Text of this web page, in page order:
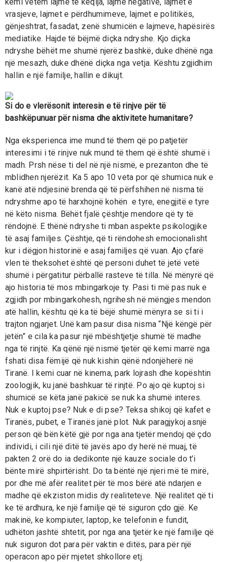
vrasjeve, lajmet e përdhumimeve, lajmet e politikës,
gënjeshtrat, fasadat, zenë shumicën e lajmeve, hapësirës
mediatike. Hajde të bëjmë diçka ndryshe. Kjo diçka
ndryshe bëhët me shumë njerëz bashkë, duke dhënë nga
një mesazh, duke dhënë diçka nga vetja. Kështu zgjidhim
hallin e një familje, hallin e dikujt.
Si do e vlerësonit interesin e të rinjve për të
bashkëpunuar për nisma dhe aktivitete humanitare?
Nga eksperienca ime mund të them që po patjetër
interesimi i të rinjve nuk mund të them që është shumë i
madh. Prsh nëse ti del në një nismë, e prezanton dhe të
mblidhen njerëzit. Ka 5 apo 10 veta por që shumica nuk e
kanë atë ndjesinë brenda që të përfshihen në nisma të
ndryshme apo të harxhojnë kohën e tyre, enegjitë e tyre
në këto nisma. Bëhët fjalë çështje mendore që ty të
rëndojnë. E thënë ndryshe ti mban aspekte psikologjike
të asaj familjes. Çështje, që ti rëndohesh emocionalisht
kur i dëgjon historinë e asaj familjes që vuan. Ajo çfarë
vlen të theksohet është që personi duhet të jetë vetë
shumë i përgatitur përballë rasteve të tilla. Në mënyrë që
ajo historia të mos mbingarkoje ty. Pasi ti më pas nuk e
zgjidh por mbingarkohesh, ngrihesh në mëngjes mendon
atë hallin, kështu që ka të bëjë shumë mënyra se si ti i
trajton ngjarjet. Unë kam pasur disa nisma “Një këngë për
jetën” e cila ka pasur një mbështjetje shumë të madhe
nga të rinjtë. Ka qënë një nismë tjetër që kemi marrë nga
fshati disa fëmijë që nuk kishin qënë ndonjëherë në
Tiranë. I kemi cuar në kinema, park lojrash dhe kopështin
zoologjik, ku janë bashkuar të rinjtë. Po ajo që kuptoj si
shumicë se këta janë pakicë se nuk ka shumë interes.
Nuk e kuptoj pse? Nuk e di pse? Teksa shikoj që kafet e
Tiranës, pubet, e Tiranës janë plot. Nuk paragjykoj asnjë
person që bën këtë gjë por nga ana tjetër mendoj që çdo
individi, i cili një ditë të javës apo dy herë në muaj, të
pakten 2 orë do ia dedikonte një kauze sociale do t’i
bënte mirë shpirtërisht. Do ta bëntë një njeri më të mirë,
por dhe më afër realitet për të mos bërë atë ndarjen e
madhe që ekziston midis dy realiteteve. Një realitet që ti
ke të ardhura, ke një familje që të siguron çdo gjë. Ke
makinë, ke kompiuter, laptop, ke telefonin e fundit,
udhëton jashtë shtetit, por nga ana tjetër ke një familje që
nuk siguron dot para për vaktin e ditës, para për një
operacon apo për mjetet shkollore etj.